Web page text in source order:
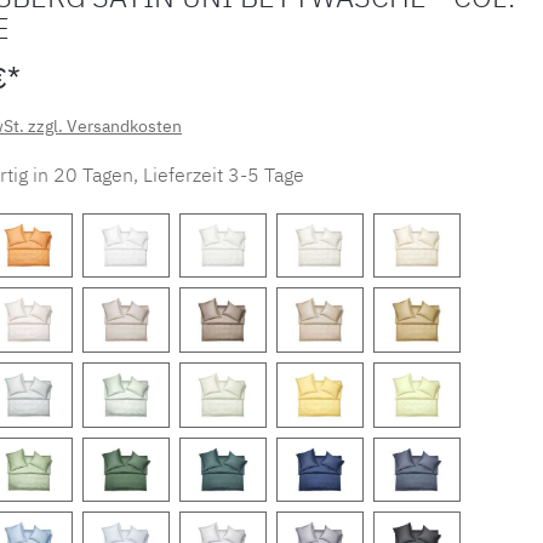
zzgl. Versandkosten
in 20 Tagen, Lieferzeit 3-5 Tage